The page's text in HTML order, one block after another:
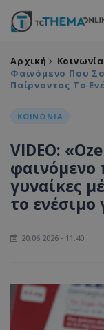
Αρχική Κοινωνία
Φαινόμενο Που
Παίρνοντας Το
ΚΟΙΝΩΝΙΑ
VIDEO:
φαινόμενο
γυναίκες
το
20.06.2026 - 11:40